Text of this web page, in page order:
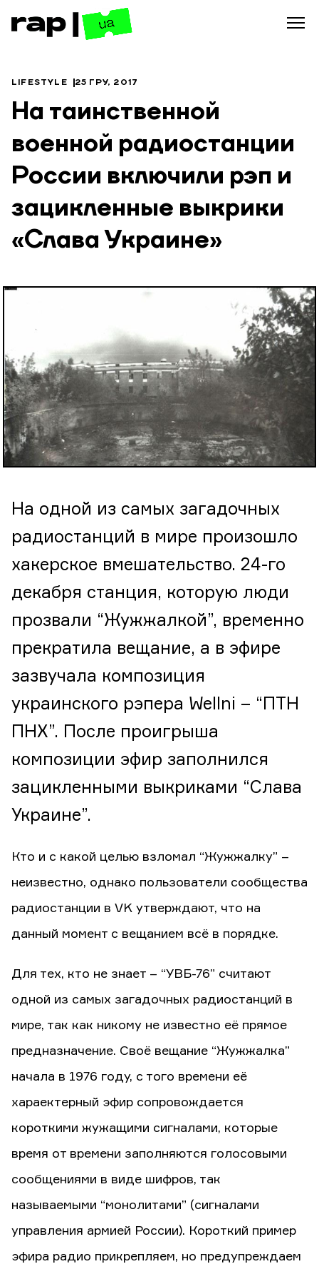
LIFESTYLE 25 ГРУ, 2017
На таинственной
военной радиостанции
России включили рэп и
зацикленные выкрики
«Слава Украине»
На одной из самых загадочных
радиостанций в мире произошло
хакерское вмешательство. 24-го
декабря станция, которую люди
прозвали “Жужжалкой”, временно
прекратила вещание, а в эфире
зазвучала композиция
украинского рэпера Wellni – “ПТН
ПНХ”. После проигрыша
композиции эфир заполнился
зацикленными выкриками “Слава
Украине”.
Кто и с какой целью взломал “Жужжалку” –
неизвестно, однако пользователи сообщества
радиостанции в VK утверждают, что на
данный момент с вещанием всё в порядке.
Для тех, кто не знает – “УВБ-76” считают
одной из самых загадочных радиостанций в
мире, так как никому не известно её прямое
предназначение. Своё вещание “Жужжалка”
начала в 1976 году, с того времени её
хараектерный эфир сопровождается
короткими жужащими сигналами, которые
время от времени заполняются голосовыми
сообщениями в виде шифров, так
называемыми “монолитами” (сигналами
управления армией России). Короткий пример
эфира радио прикрепляем, но предупреждаем